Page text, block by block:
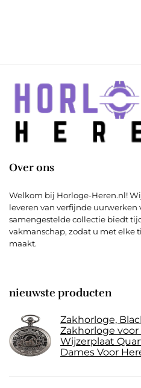
Over ons
Welkom bij Horloge-Heren.nl!
leveren van verfijnde uurwerken
samengestelde collectie biedt
vakmanschap, zodat u met elke
maakt.
nieuwste producten
Zakhorloge,
Zakhorloge
Wijzerplaat
Dames Voor